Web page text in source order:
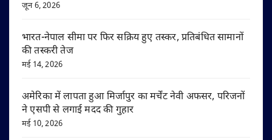
जून 6, 2026
भारत-नेपाल सीमा पर फिर सक्रिय हुए तस्कर, प्रतिबंधित सामानों
की तस्करी तेज
मई 14, 2026
अमेरिका में लापता हुआ मिर्जापुर का मर्चेंट नेवी अफसर, परिजनों
ने एसपी से लगाई मदद की गुहार
मई 10, 2026